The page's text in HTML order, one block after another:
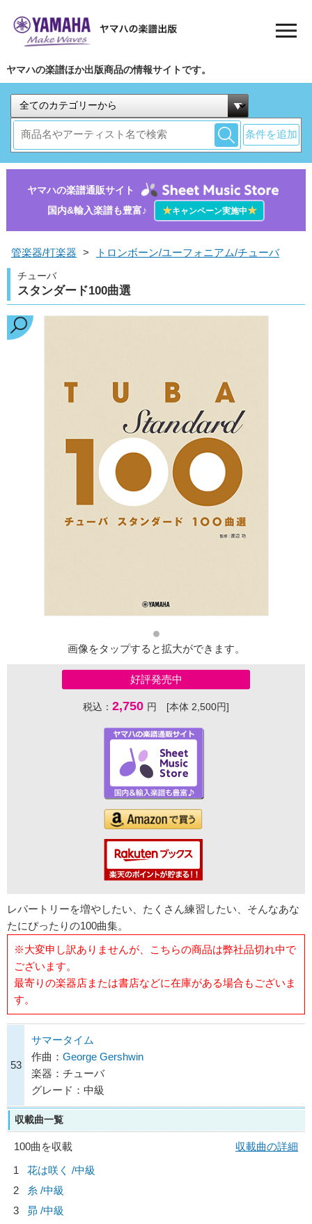
ヤマハの楽譜ほか出版商品の情報サイトです。
条件を追加
ヤマハの楽譜通販サイト
国内&輸入楽譜も豊富♪
★キャンペーン実施中★
管楽器/打楽器 > トロンボーン/ユーフォニアム/チューバ
チューバ
スタンダード100曲選
画像をタップすると拡大ができます。
好評発売中
税込： 2,750 円 [本体 2,500円]
レパートリーを増やしたい、たくさん練習したい、そんなあな
たにぴったりの100曲集。
※大変申し訳ありませんが、こちらの商品は弊社品切れ中で
ございます。
最寄りの楽器店または書店などに在庫がある場合もございま
す。
53
サマータイム
作曲： George Gershwin
楽器：チューバ
グレード：中級
収載曲一覧
100曲を収載
収載曲の詳細
1
花は咲く /中級
2
糸 /中級
3
昴 /中級